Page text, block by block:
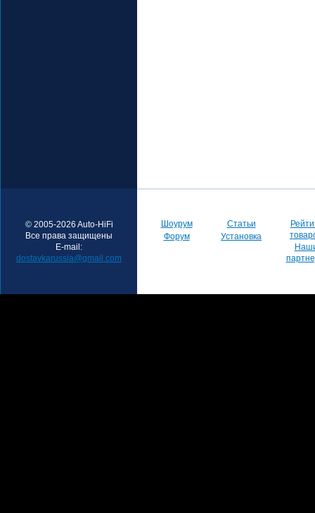
© 2005-2026 Auto-HiFi
Все права защищены
E-mail:
dostavkarussia@gmail.com
Шоурум
Форум
Статьи
Установка